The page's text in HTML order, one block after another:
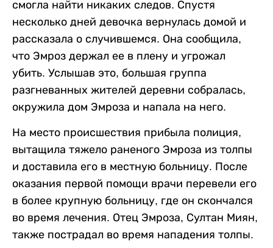
смогла найти никаких следов. Спустя
несколько дней девочка вернулась домой и
рассказала о случившемся. Она сообщила,
что Эмроз держал ее в плену и угрожал
убить. Услышав это, большая группа
разгневанных жителей деревни собралась,
окружила дом Эмроза и напала на него.
На место происшествия прибыла полиция,
вытащила тяжело раненого Эмроза из толпы
и доставила его в местную больницу. После
оказания первой помощи врачи перевели его
в более крупную больницу, где он скончался
во время лечения. Отец Эмроза, Султан Миян,
также пострадал во время нападения толпы.